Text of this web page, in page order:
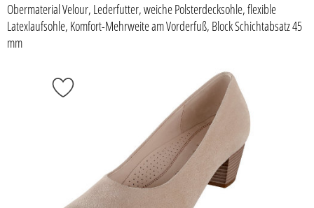
Obermaterial Velour, Lederfutter, weiche Polsterdecksohle, flexible
Latexlaufsohle, Komfort-Mehrweite am Vorderfuß, Block Schichtabsatz 45
mm